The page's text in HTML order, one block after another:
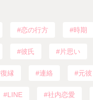
恋の行方 時期
彼氏 片思い
復縁 連絡 元彼
LINE 社内恋愛